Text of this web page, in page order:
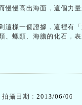
慢慢高出海面，這個力
樣一個證據，這裡有「
、螺類、海膽的化石，
拍攝日期： 2013/06/06